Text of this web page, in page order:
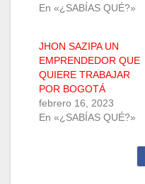
En «¿SABÍAS QUÉ?»
JHON SAZIPA UN
EMPRENDEDOR QUE
QUIERE TRABAJAR
POR BOGOTÁ
febrero 16, 2023
En «¿SABÍAS QUÉ?»